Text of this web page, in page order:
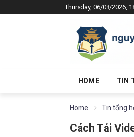
Thursday, 06/08/2026,
HOME TIN
Home Tin tổng
Cách Tải